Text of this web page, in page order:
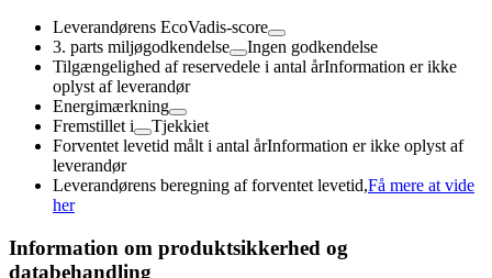
Leverandørens EcoVadis-score
3. parts miljøgodkendelse
Ingen godkendelse
Tilgængelighed af reservedele i antal årInformation er ikke
oplyst af leverandør
Energimærkning
Fremstillet i
Tjekkiet
Forventet levetid målt i antal årInformation er ikke oplyst af
leverandør
Leverandørens beregning af forventet levetid,Få mere at vide
her
Information om produktsikkerhed og
databehandling